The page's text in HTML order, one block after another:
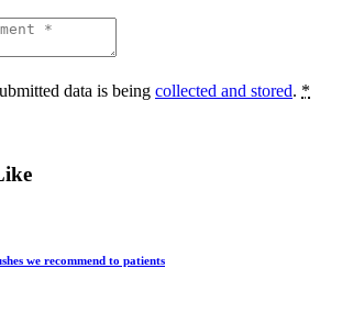
data is being collected and stored. *
we recommend to patients